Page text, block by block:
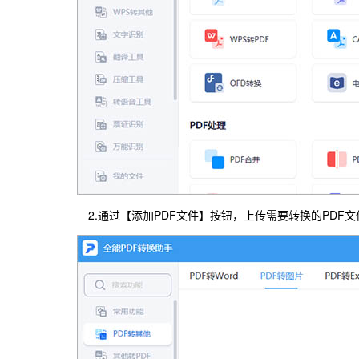
2.通过【添加PDF文件】按钮，上传需要转换的PDF文